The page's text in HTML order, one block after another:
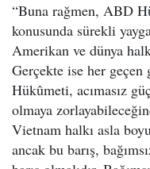
“Buna rağmen, ABD
konusunda sürekli
Amerikan ve dünya
Gerçekte ise her
Hükûmeti, acımasız
olmaya
Vietnam halkı asla
ancak bu barış,